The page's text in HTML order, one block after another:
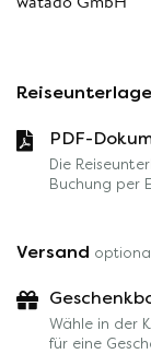
PDF-
Die
Buchung per
Versand
Wähle in der
für eine